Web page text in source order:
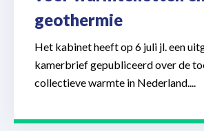
geothermie
Het kabinet heeft op 6 juli jl. een
kamerbrief gepubliceerd over de
collectieve warmte in Nederland....